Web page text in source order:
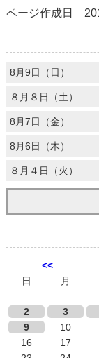
ページ作成日
8月9日（日）
８月８日（土）
8月7日（金）
8月6日（木）
８月４日（火）
<<
日
月
2
3
9
10
16
17